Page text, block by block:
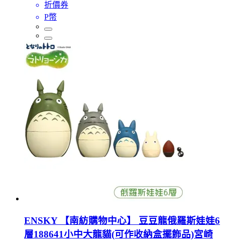
折價券
P幣
ENSKY 【南紡購物中心】 豆豆龍俄羅斯娃娃6
層188641小中大龍貓(可作收納盒擺飾品)宮崎